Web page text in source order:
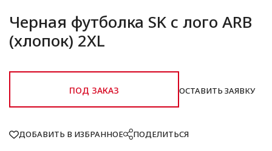
Черная футболка SK с лого ARB
(хлопок) 2XL
ПОД ЗАКАЗ ОСТАВИТЬ ЗАЯВКУ
ДОБАВИТЬ В ИЗБРАННОЕ ПОДЕЛИТЬСЯ